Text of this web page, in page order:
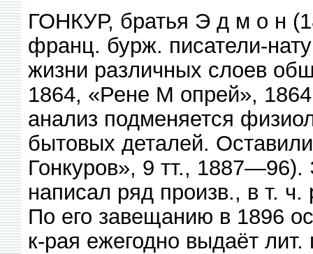
ГОНКУР, братья Э д м о н
франц. бурж. писатели-
жизни различных слоев
1864, «Рене М опрей»,
анализ подменяется
бытовых деталей.
Гонкуров», 9 тт.,
написал ряд произв., в т.
По его завещанию в 1896
к-рая ежегодно выдаёт